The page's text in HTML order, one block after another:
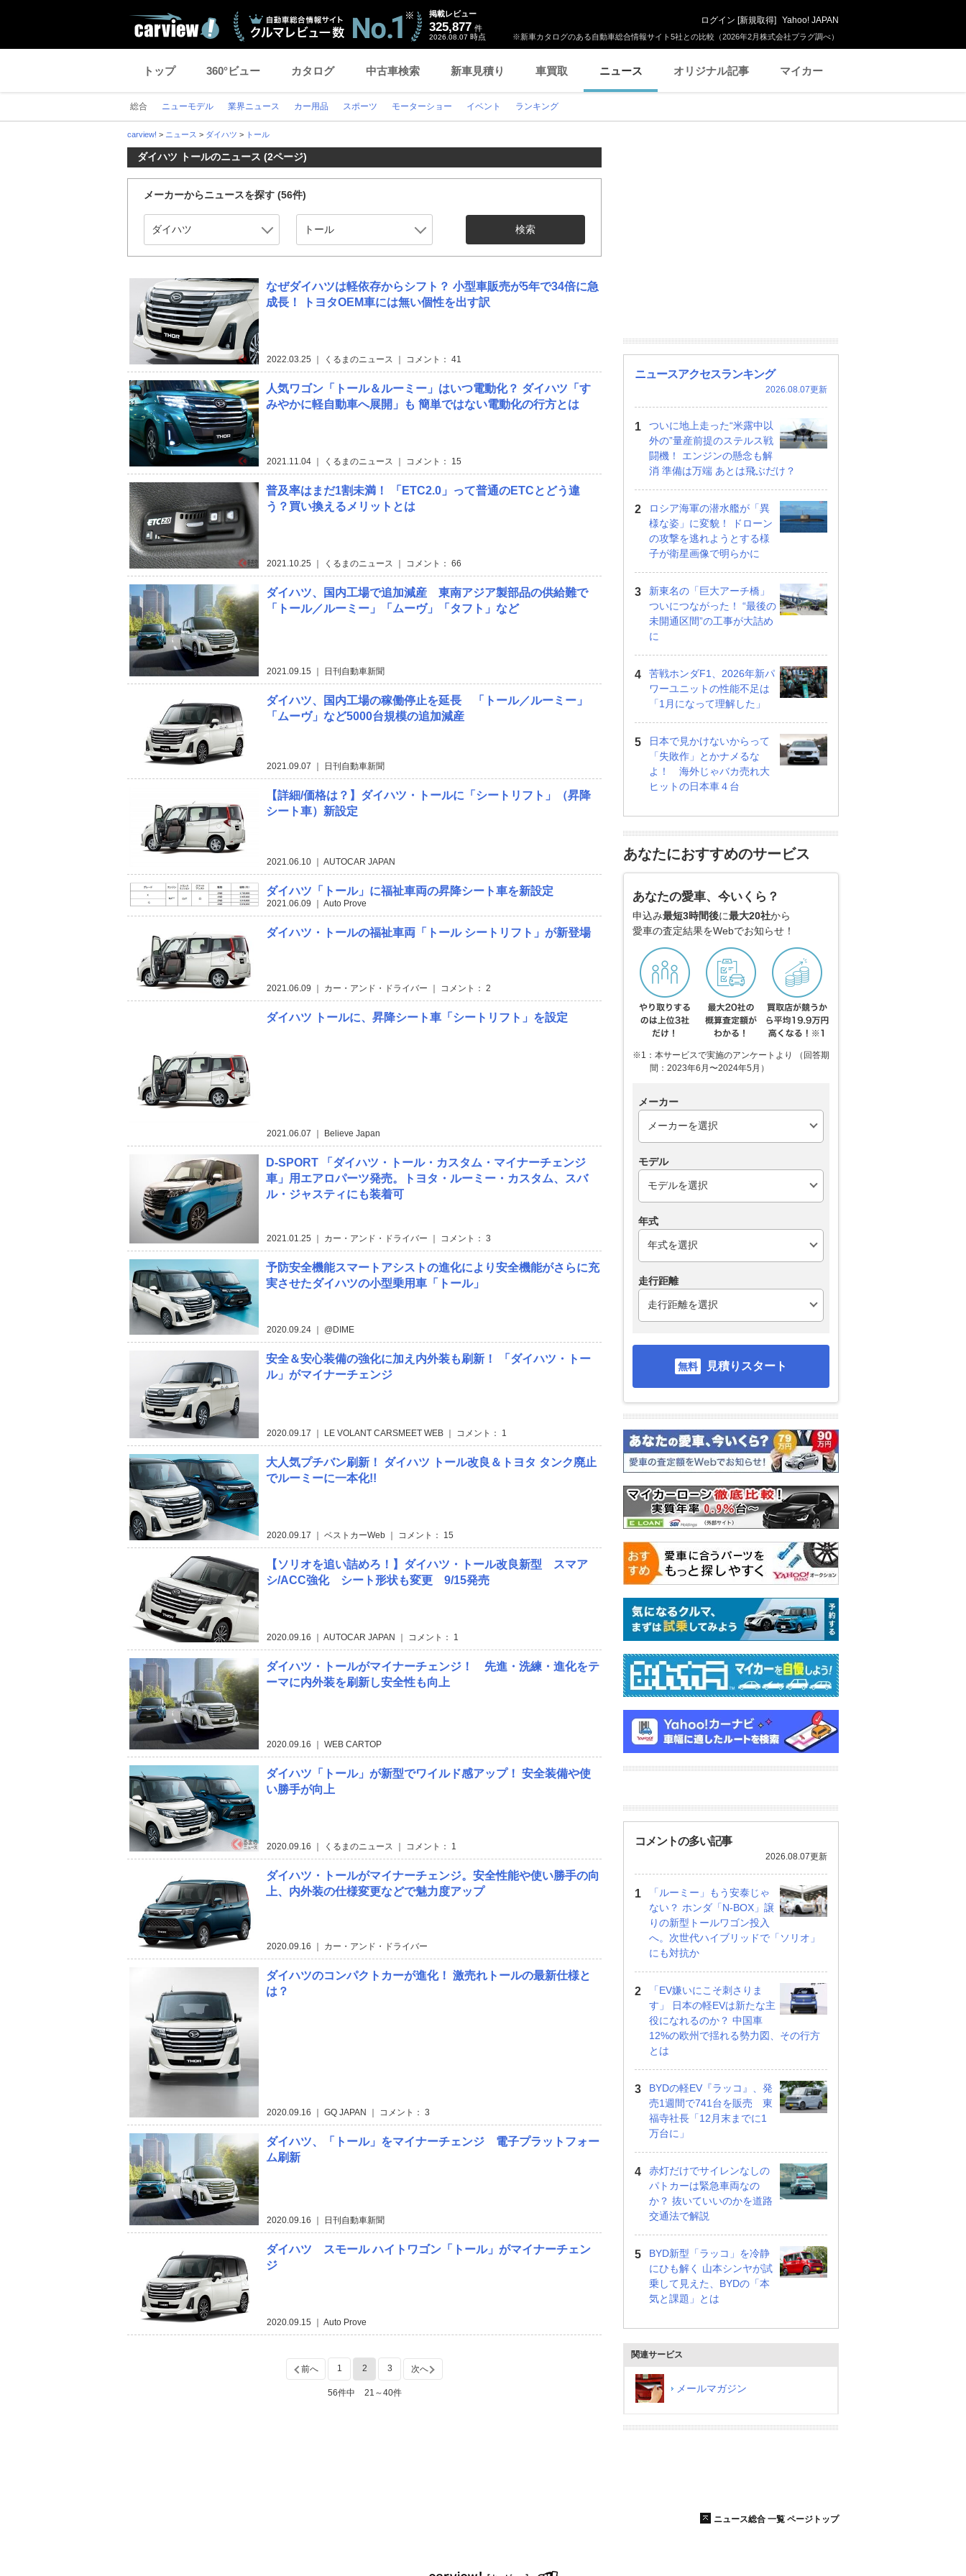
※新車カタログのある自動車総合情報サイト5社との比較（2026年2月株式会社プラグ調べ）
掲載レビュー
325,877 件
2026.08.07 時点
ログイン [新規取得] Yahoo! JAPAN
トップ 360°ビュー カタログ 中古車検索 新車見積り 車買取 ニュース オリジナル記事 マイカー
総合 ニューモデル 業界ニュース カー用品 スポーツ モーターショー イベント ランキング
carview! > ニュース > ダイハツ > トール
ダイハツ トールのニュース (2ページ)
メーカーからニュースを探す (56件)
検索
なぜダイハツは軽依存からシフト？ 小型車販売が5年で34倍に急
成長！ トヨタOEM車には無い個性を出す訳
2022.03.25 ｜ くるまのニュース ｜ コメント： 41
人気ワゴン「トール＆ルーミー」はいつ電動化？ ダイハツ「す
みやかに軽自動車へ展開」も 簡単ではない電動化の行方とは
2021.11.04 ｜ くるまのニュース ｜ コメント： 15
普及率はまだ1割未満！ 「ETC2.0」って普通のETCとどう違
う？買い換えるメリットとは
2021.10.25 ｜ くるまのニュース ｜ コメント： 66
ダイハツ、国内工場で追加減産 東南アジア製部品の供給難で
「トール／ルーミー」「ムーヴ」「タフト」など
2021.09.15 ｜ 日刊自動車新聞
ダイハツ、国内工場の稼働停止を延長 「トール／ルーミー」
「ムーヴ」など5000台規模の追加減産
2021.09.07 ｜ 日刊自動車新聞
【詳細/価格は？】ダイハツ・トールに「シートリフト」（昇降
シート車）新設定
2021.06.10 ｜ AUTOCAR JAPAN
ダイハツ「トール」に福祉車両の昇降シート車を新設定
2021.06.09 ｜ Auto Prove
ダイハツ・トールの福祉車両「トール シートリフト」が新登場
2021.06.09 ｜ カー・アンド・ドライバー ｜ コメント： 2
ダイハツ トールに、昇降シート車「シートリフト」を設定
2021.06.07 ｜ Believe Japan
D-SPORT 「ダイハツ・トール・カスタム・マイナーチェンジ
車」用エアロパーツ発売。トヨタ・ルーミー・カスタム、スバ
ル・ジャスティにも装着可
2021.01.25 ｜ カー・アンド・ドライバー ｜ コメント： 3
予防安全機能スマートアシストの進化により安全機能がさらに充
実させたダイハツの小型乗用車「トール」
2020.09.24 ｜ @DIME
安全＆安心装備の強化に加え内外装も刷新！ 「ダイハツ・トー
ル」がマイナーチェンジ
2020.09.17 ｜ LE VOLANT CARSMEET WEB ｜ コメント： 1
大人気プチバン刷新！ ダイハツ トール改良＆トヨタ タンク廃止
でルーミーに一本化!!
2020.09.17 ｜ ベストカーWeb ｜ コメント： 15
【ソリオを追い詰めろ！】ダイハツ・トール改良新型 スマア
シ/ACC強化 シート形状も変更 9/15発売
2020.09.16 ｜ AUTOCAR JAPAN ｜ コメント： 1
ダイハツ・トールがマイナーチェンジ！ 先進・洗練・進化をテ
ーマに内外装を刷新し安全性も向上
2020.09.16 ｜ WEB CARTOP
ダイハツ「トール」が新型でワイルド感アップ！ 安全装備や使
い勝手が向上
2020.09.16 ｜ くるまのニュース ｜ コメント： 1
ダイハツ・トールがマイナーチェンジ。安全性能や使い勝手の向
上、内外装の仕様変更などで魅力度アップ
2020.09.16 ｜ カー・アンド・ドライバー
ダイハツのコンパクトカーが進化！ 激売れトールの最新仕様と
は？
2020.09.16 ｜ GQ JAPAN ｜ コメント： 3
ダイハツ、「トール」をマイナーチェンジ 電子プラットフォー
ム刷新
2020.09.16 ｜ 日刊自動車新聞
ダイハツ スモール ハイトワゴン「トール」がマイナーチェン
ジ
2020.09.15 ｜ Auto Prove
前へ 1 2 3 次へ
56件中 21～40件
ニュースアクセスランキング
2026.08.07更新
ついに地上走った“米露中以
外の”量産前提のステルス戦
闘機！ エンジンの懸念も解
消 準備は万端 あとは飛ぶだけ？
ロシア海軍の潜水艦が「異
様な姿」に変貌！ ドローン
の攻撃を逃れようとする様
子が衛星画像で明らかに
新東名の「巨大アーチ橋」
ついにつながった！ “最後の
未開通区間”の工事が大詰め
に
苦戦ホンダF1、2026年新パ
ワーユニットの性能不足は
「1月になって理解した」
日本で見かけないからって
「失敗作」とかナメるな
よ！ 海外じゃバカ売れ大
ヒットの日本車４台
あなたにおすすめのサービス
あなたの愛車、今いくら？
申込み最短3時間後に最大20社から
愛車の査定結果をWebでお知らせ！
※1：本サービスで実施のアンケートより （回答期
間：2023年6月〜2024年5月）
メーカー
モデル
年式
走行距離
見積りスタート
コメントの多い記事
2026.08.07更新
「ルーミー」もう安泰じゃ
ない？ ホンダ「N-BOX」譲
りの新型トールワゴン投入
へ。次世代ハイブリッドで「ソリオ」
にも対抗か
「EV嫌いにこそ刺さりま
す」 日本の軽EVは新たな主
役になれるのか？ 中国車
12%の欧州で揺れる勢力図、その行方
とは
BYDの軽EV『ラッコ』、発
売1週間で741台を販売 東
福寺社長「12月末までに1
万台に」
赤灯だけでサイレンなしの
パトカーは緊急車両なの
か？ 抜いていいのかを道路
交通法で解説
BYD新型「ラッコ」を冷静
にひも解く 山本シンヤが試
乗して見えた、BYDの「本
気と課題」とは
関連サービス
メールマガジン
ニュース総合 一覧 ページトップ